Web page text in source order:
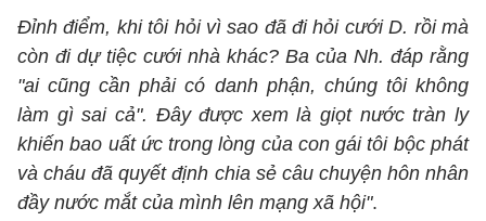
Đỉnh điểm, khi tôi hỏi vì sao đã đi hỏi cưới D. rồi mà
còn đi dự tiệc cưới nhà khác? Ba của Nh. đáp rằng
"ai cũng cần phải có danh phận, chúng tôi không
làm gì sai cả". Đây được xem là giọt nước tràn ly
khiến bao uất ức trong lòng của con gái tôi bộc phát
và cháu đã quyết định chia sẻ câu chuyện hôn nhân
đầy nước mắt của mình lên mạng xã hội".